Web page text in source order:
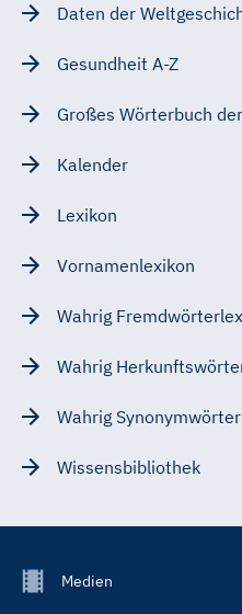
Daten der
Gesundheit A-Z
Großes Wörterbuch
Kalender
Lexikon
Vornamenlexikon
Wahrig
Wahrig
Wahrig
Wissensbibliothek
FooterMedien